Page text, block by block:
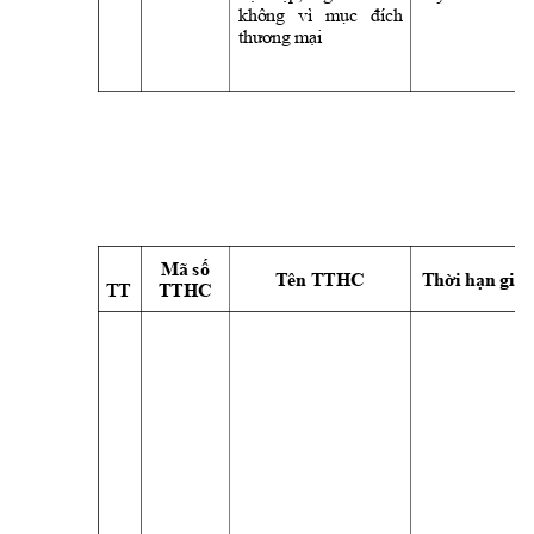
không vì mục
đích
thương mại
TT
Mã số
TTHC
Tên TTHC Thời hạn giải